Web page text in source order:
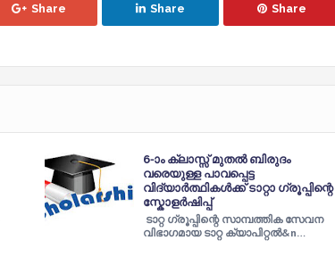
Share Share Share
6-ാം ക്ലാസ്സ് മുതല്‍ ബിരുദം
വരെയുള്ള പാവപ്പെട്ട
വിദ്യാർത്ഥികൾക്ക് ടാറ്റാ ഗ്രൂപ്പിന്റെ
സ്കോളർഷിപ്പ്
ടാറ്റ ഗ്രൂപ്പിന്റെ സാമ്പത്തിക സേവന
വിഭാഗമായ ടാറ്റ ക്യാപിറ്റല്‍&n…